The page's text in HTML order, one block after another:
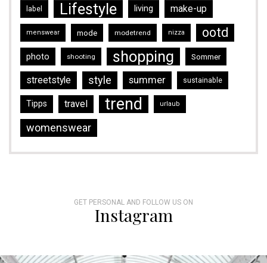
label Lifestyle living make-up
menswear mode modetrend nizza ootd
photo shooting shopping Sommer
streetstyle style summer sustainable
Tipps travel trend urlaub
womenswear
GET PERSONAL AND FOLLOW US ON
Instagram